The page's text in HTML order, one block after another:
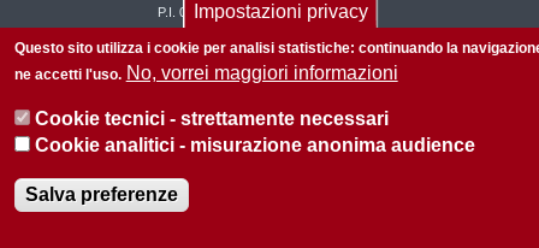
P.I. 00742430283 C.F. 80006480281
Privacy policy Informazioni sul sito Mappa del sito
Impostazioni privacy
Questo sito utilizza i cookie per analisi statistiche: continuando la
ne accetti l'uso. No, vorrei maggiori informazioni
Cookie tecnici - strettamente necessari
Cookie analitici - misurazione anonima audience
Salva preferenze